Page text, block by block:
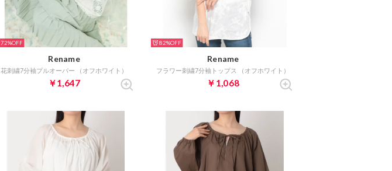
72%
Rename
花刺繍7分袖プルオーバー （オフホワイト）
￥1,647
82%
Rename
フラワー刺繍7分袖トップス （オフホワイト）
￥1,068